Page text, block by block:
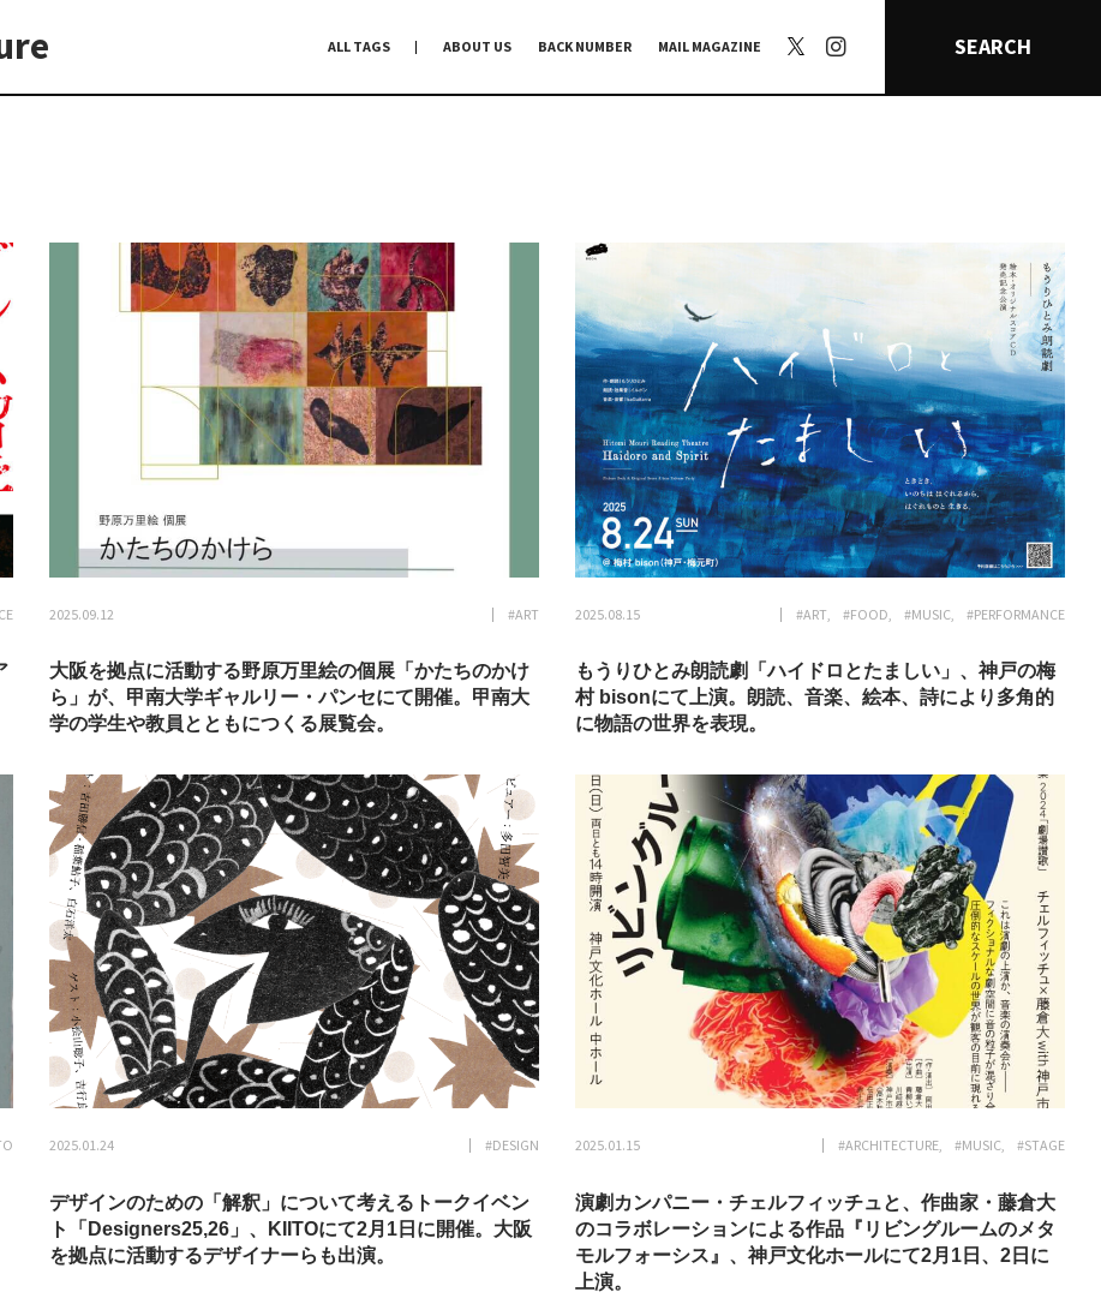
ALL TAGS ABOUT US BACK NUMBER MAIL MAGAZINE SEARCH
2025.09.12 #ART
大阪を拠点に活動する野原万里絵の個展「かたちのかけ
ら」が、甲南大学ギャルリー・パンセにて開催。甲南大
学の学生や教員とともにつくる展覧会。
2025.08.15 #ART #FOOD #MUSIC #PERFORMANCE
もうりひとみ朗読劇「ハイドロとたましい」、神戸の梅
村 bisonにて上演。朗読、音楽、絵本、詩により多角的
に物語の世界を表現。
2025.01.24 #DESIGN
デザインのための「解釈」について考えるトークイベン
ト「Designers25,26」、KIITOにて2月1日に開催。大阪
を拠点に活動するデザイナーらも出演。
2025.01.15 #ARCHITECTURE #MUSIC #STAGE
演劇カンパニー・チェルフィッチュと、作曲家・藤倉大
のコラボレーションによる作品『リビングルームのメタ
モルフォーシス』、神戸文化ホールにて2月1日、2日に
上演。